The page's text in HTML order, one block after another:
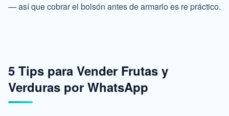
— así que cobrar el bolsón antes de armarlo es re práctico.
5 Tips para Vender Frutas y
Verduras por WhatsApp